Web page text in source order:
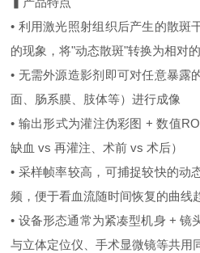
• 利用激光照射组织后产生的散斑
的现象，将"动态散斑"转换为相对
• 无需外源造影剂即可对任意暴露
面、肠系膜、肢体等）进行成像
• 输出形式为灌注伪彩图 + 数值
缺血 vs 再灌注、术前 vs 术后）
• 采样帧率较高，可捕捉较快的动
频，便于看血流随时间恢复的曲线
• 设备形态通常为紧凑型机身 + 镜
与立体定位仪、手术显微镜等共用